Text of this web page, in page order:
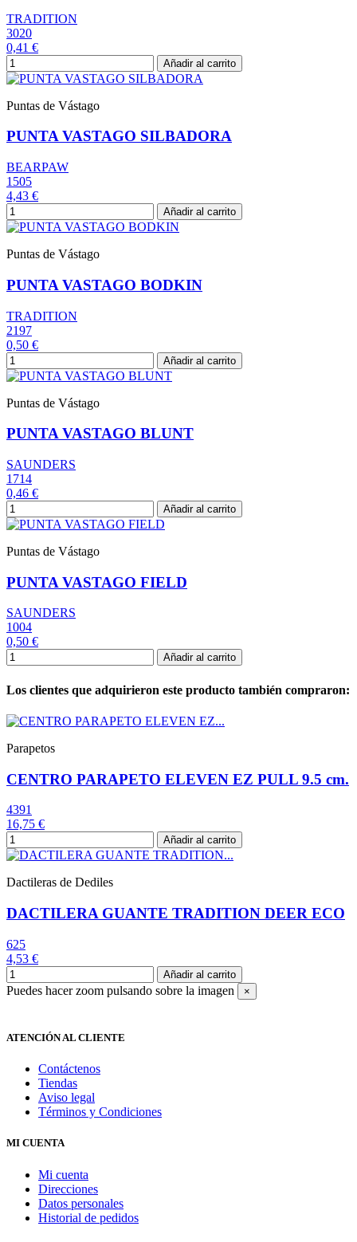
TRADITION
3020
0,41 €
Añadir al carrito
Puntas de Vástago
PUNTA VASTAGO SILBADORA
BEARPAW
1505
4,43 €
Añadir al carrito
Puntas de Vástago
PUNTA VASTAGO BODKIN
TRADITION
2197
0,50 €
Añadir al carrito
Puntas de Vástago
PUNTA VASTAGO BLUNT
SAUNDERS
1714
0,46 €
Añadir al carrito
Puntas de Vástago
PUNTA VASTAGO FIELD
SAUNDERS
1004
0,50 €
Añadir al carrito
Los clientes que adquirieron este producto también compraron:
Parapetos
CENTRO PARAPETO ELEVEN EZ PULL 9.5 cm.
4391
16,75 €
Añadir al carrito
Dactileras de Dediles
DACTILERA GUANTE TRADITION DEER ECO
625
4,53 €
Añadir al carrito
Puedes hacer zoom pulsando sobre la imagen ×
ATENCIÓN AL CLIENTE
Contáctenos
Tiendas
Aviso legal
Términos y Condiciones
MI CUENTA
Mi cuenta
Direcciones
Datos personales
Historial de pedidos